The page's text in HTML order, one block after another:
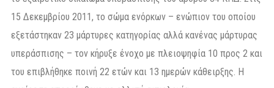
15 Δεκεμβρίου 2011, το σώμα ενόρκων – ενώπιον του οποίου
εξετάστηκαν 23 μάρτυρες κατηγορίας αλλά κανένας μάρτυρας
υπεράσπισης – τον κήρυξε ένοχο με πλειοψηφία 10 προς 2 και
του επιβλήθηκε ποινή 22 ετών και 13 ημερών κάθειρξης. Η